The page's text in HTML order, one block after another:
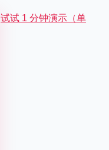
试试 1 分钟演示（单